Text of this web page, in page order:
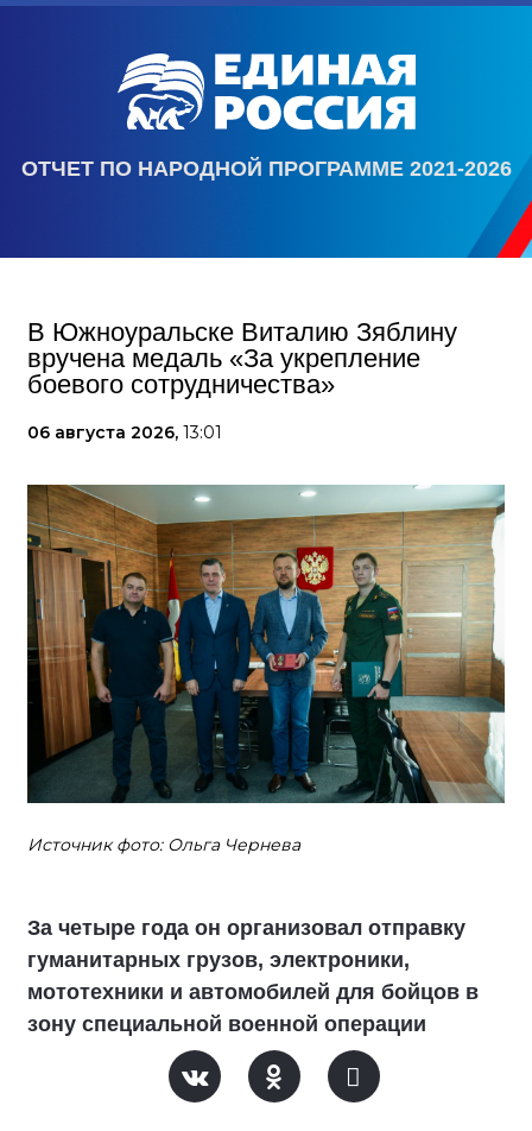
ОТЧЕТ ПО НАРОДНОЙ ПРОГРАММЕ 2021-2026
В Южноуральске Виталию Зяблину
вручена медаль «За укрепление
боевого сотрудничества»
06 августа 2026, 13:01
Источник фото: Ольга Чернева
За четыре года он организовал отправку
гуманитарных грузов, электроники,
мототехники и автомобилей для бойцов в
зону специальной военной операции